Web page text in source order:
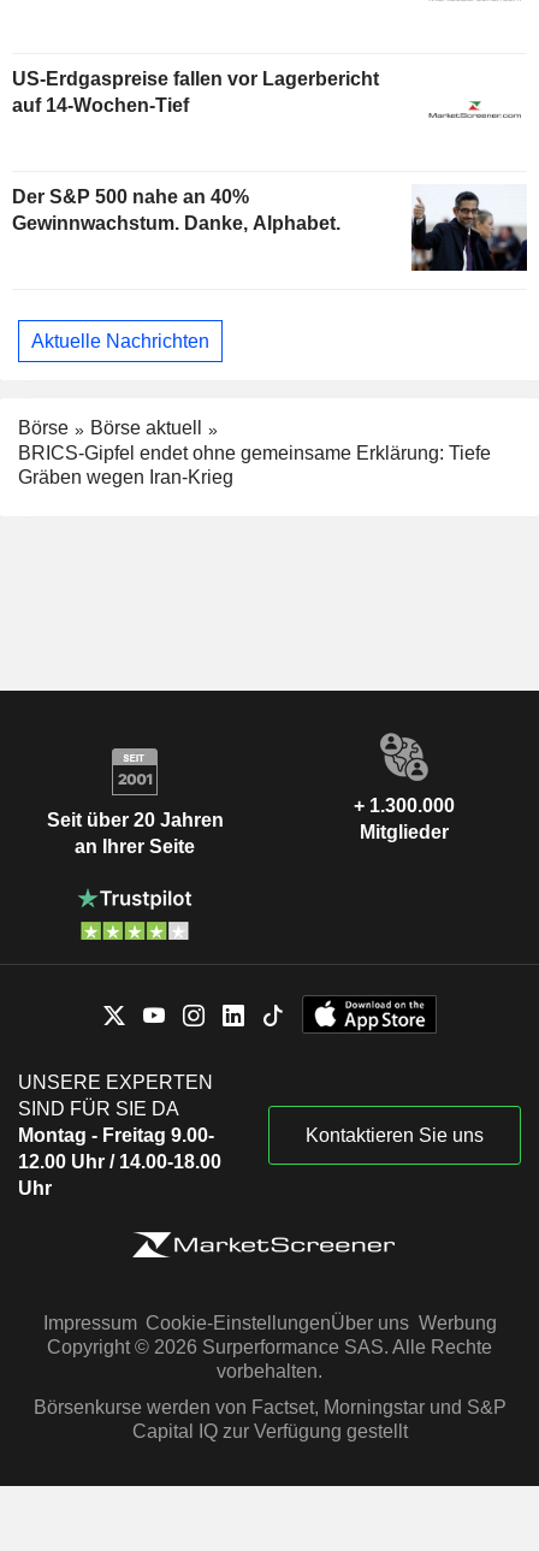
US-Erdgaspreise fallen vor Lagerbericht
auf 14-Wochen-Tief
Der S&P 500 nahe an 40%
Gewinnwachstum. Danke, Alphabet.
Aktuelle Nachrichten
Börse
Börse aktuell
BRICS-Gipfel endet ohne gemeinsame Erklärung: Tiefe
Gräben wegen Iran-Krieg
Seit über 20 Jahren
an Ihrer Seite
+ 1.300.000
Mitglieder
UNSERE EXPERTEN
SIND FÜR SIE DA
Montag - Freitag 9.00-
12.00 Uhr / 14.00-18.00
Uhr
Kontaktieren Sie uns
Impressum Cookie-EinstellungenÜber uns Werbung
Copyright © 2026 Surperformance SAS. Alle Rechte
vorbehalten.
Börsenkurse werden von Factset, Morningstar und S&P
Capital IQ zur Verfügung gestellt